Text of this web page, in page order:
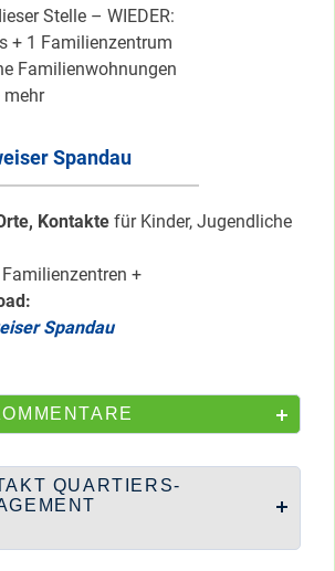
Stelle – WIEDER:
+ 1 Familienzentrum
Familienwohnungen
mehr
Spandau
Kontakte für Kinder, Jugendliche
+
Spandau
QUARTIERS-